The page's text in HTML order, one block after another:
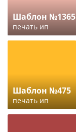
Шаблон №1365
печать ип
Шаблон №475
печать ип